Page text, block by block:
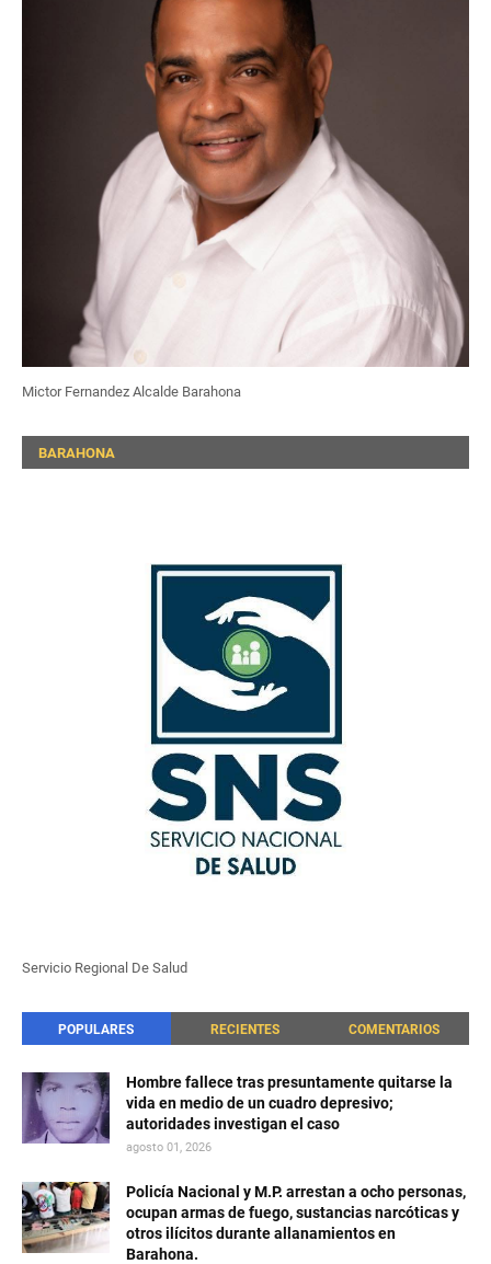
Mictor Fernandez Alcalde Barahona
BARAHONA
Servicio Regional De Salud
POPULARES RECIENTES COMENTARIOS
Hombre fallece tras presuntamente quitarse la
vida en medio de un cuadro depresivo;
autoridades investigan el caso
agosto 01, 2026
Policía Nacional y M.P. arrestan a ocho personas,
ocupan armas de fuego, sustancias narcóticas y
otros ilícitos durante allanamientos en
Barahona.